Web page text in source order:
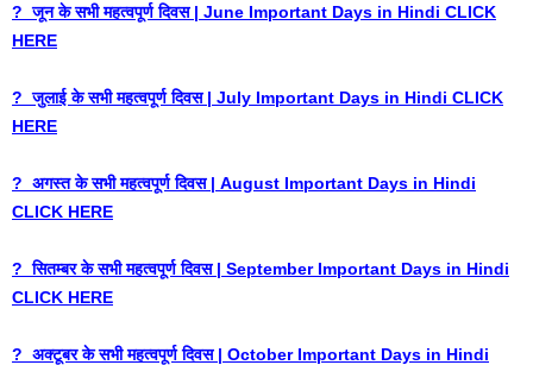
? जून के सभी महत्वपूर्ण दिवस | June Important Days in Hindi CLICK
HERE
? जुलाई के सभी महत्वपूर्ण दिवस | July Important Days in Hindi CLICK
HERE
? अगस्त के सभी महत्वपूर्ण दिवस | August Important Days in Hindi
CLICK HERE
? सितम्बर के सभी महत्वपूर्ण दिवस | September Important Days in Hindi
CLICK HERE
? अक्टूबर के सभी महत्वपूर्ण दिवस | October Important Days in Hindi